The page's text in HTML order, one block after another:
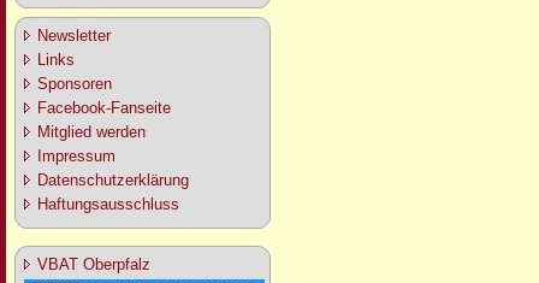
Newsletter
Links
Sponsoren
Facebook-Fanseite
Mitglied werden
Impressum
Datenschutzerklärung
Haftungsausschluss
VBAT Oberpfalz